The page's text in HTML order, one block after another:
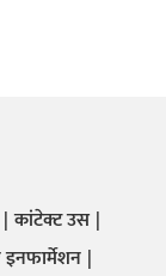
कांटेक्ट उस